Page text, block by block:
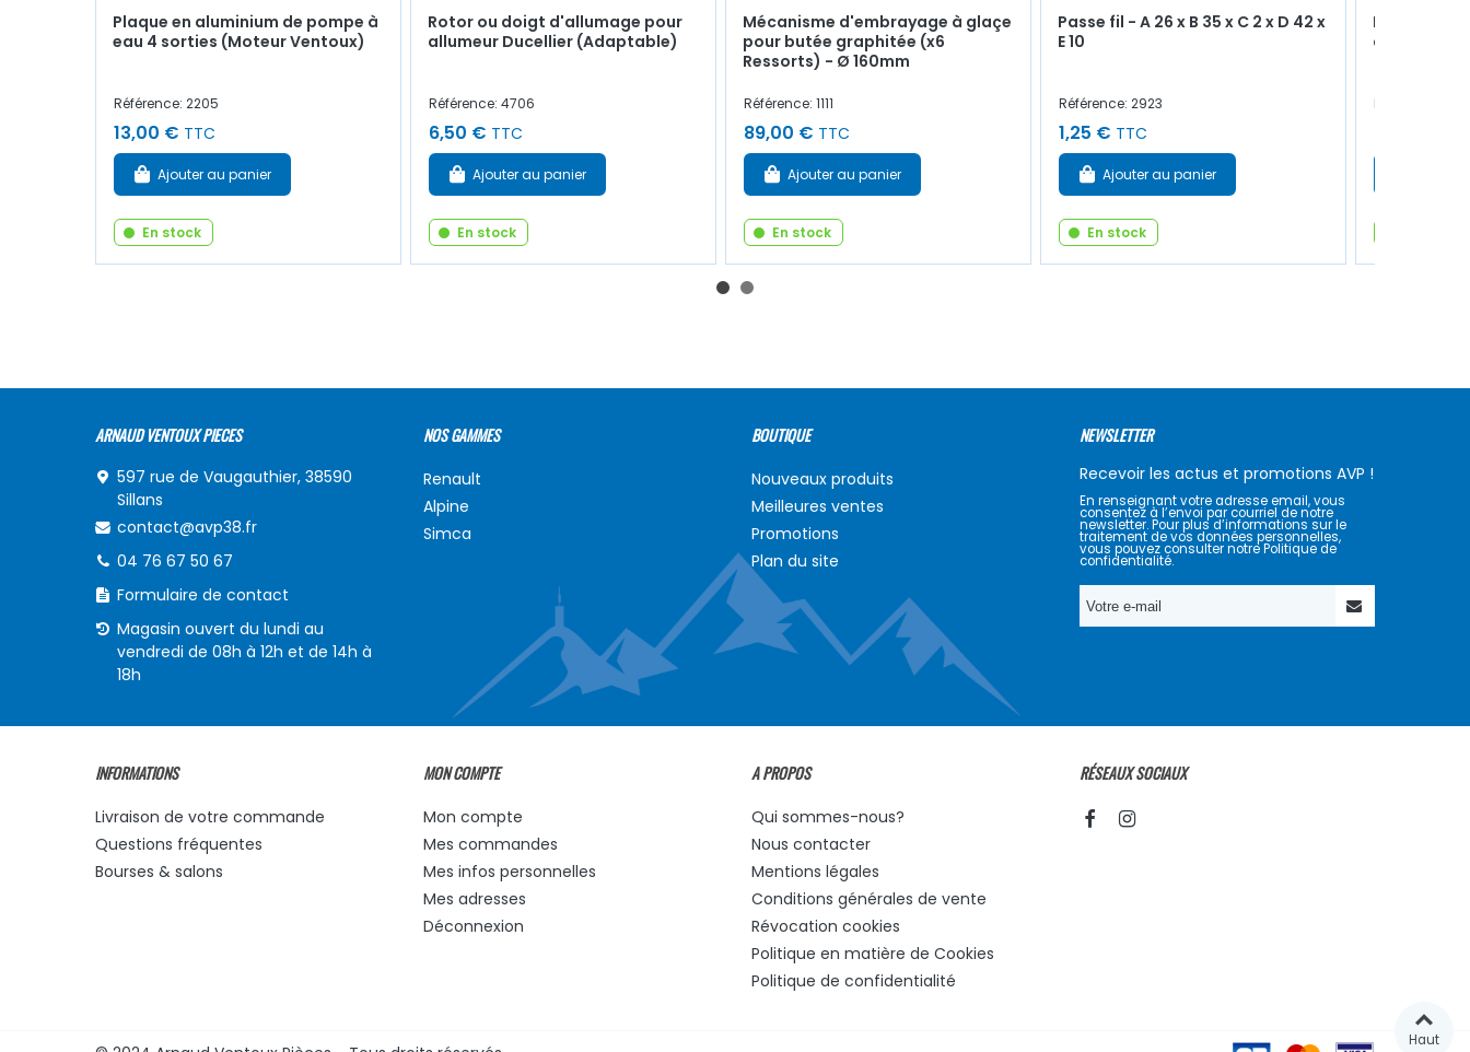
Plaque en aluminium de pompe à
eau 4 sorties (Moteur Ventoux)
Référence: 2205
13,00 € TTC
Ajouter au panier
En stock
Rotor ou doigt d'allumage pour
allumeur Ducellier (Adaptable)
Référence: 4706
6,50 € TTC
Ajouter au panier
En stock
Mécanisme d'embrayage à glaçe
pour butée graphitée (x6
Ressorts) - Ø 160mm
Référence: 1111
89,00 € TTC
Ajouter au panier
En stock
Passe fil - A 26 x B 35 x C 2 x D 42 x
E 10
Référence: 2923
1,25 € TTC
Ajouter au panier
En stock
Insert inox
de frein
Référence:
ARNAUD VENTOUX PIECES
597 rue de Vaugauthier, 38590
Sillans
contact@avp38.fr
04 76 67 50 67
Formulaire de contact
Magasin ouvert du lundi au
vendredi de 08h à 12h et de 14h à
18h
NOS GAMMES
Renault
Alpine
Simca
BOUTIQUE
Nouveaux produits
Meilleures ventes
Promotions
Plan du site
NEWSLETTER
Recevoir les actus et promotions AVP !
En renseignant votre adresse email, vous
consentez à l’envoi par courriel de notre
newsletter. Pour plus d’informations sur le
traitement de vos données personnelles,
vous pouvez consulter notre Politique de
confidentialité.
INFORMATIONS
Livraison de votre commande
Questions fréquentes
Bourses & salons
MON COMPTE
Mon compte
Mes commandes
Mes infos personnelles
Mes adresses
Déconnexion
A PROPOS
Qui sommes-nous?
Nous contacter
Mentions légales
Conditions générales de vente
Révocation cookies
Politique en matière de Cookies
Politique de confidentialité
RÉSEAUX SOCIAUX
Haut